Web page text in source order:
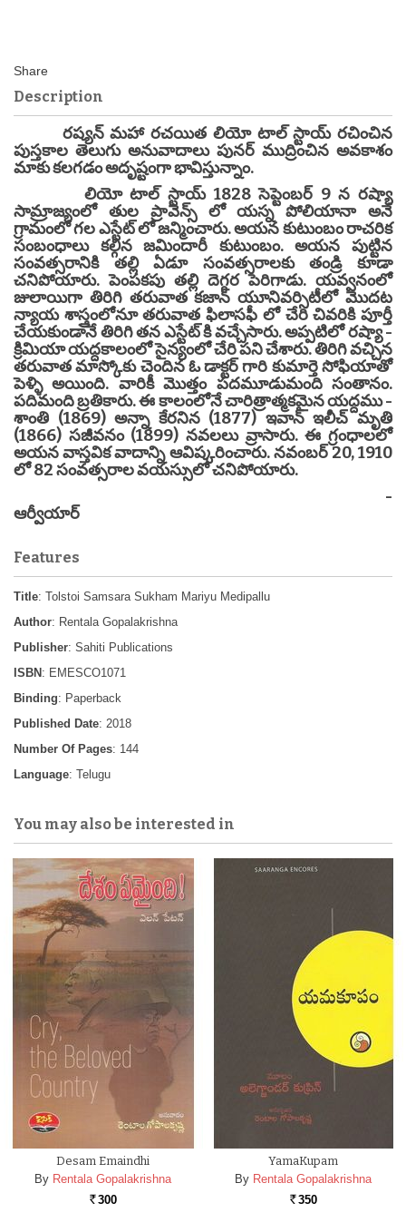
Description
రష్యన్ మహా రచయిత లియో టాల్ స్టాయ్ రచించిన
పుస్తకాల తెలుగు అనువాదాలు పునర్ ముద్రించిన అవకాశం
మాకు కలగడం అదృష్టంగా భావిస్తున్నాం.
లియో టాల్ స్టాయ్ 1828 సెప్టెంబర్ 9 న రష్యా
సామ్రాజ్యంలో తుల ప్రావెన్స్ లో యస్న పోలియానా అనే
గ్రామంలో గల ఎస్టేట్ లో జన్మించారు. అయన కుటుంబం రాచరిక
సంబంధాలు కల్గిన జమిందారీ కుటుంబం. అయన పుట్టిన
సంవత్సరానికి తల్లి ఏడూ సంవత్సరాలకు తండ్రి కూడా
చనిపోయారు. పెంపకపు తల్లి దెగ్గర పెరిగాడు. యవ్వనంలో
జులాయిగా తిరిగి తరువాత కజాన్ యూనివర్సిటీలో మొదట
న్యాయ శాస్త్రంలోనూ తరువాత ఫిలాసఫీ లో చేరి చివరికి పూర్తీ
చేయకుండానే తిరిగి తన ఎస్టేట్ కి వచ్చేసారు. అప్పటిలో రష్యా -
క్రిమియా యద్దకాలంలో సైన్యంలో చేరి పని చేశారు. తిరిగి వచ్చిన
తరువాత మాస్కోకు చెందిన ఓ డాక్టర్ గారి కుమార్తె సోఫియాతో
పెళ్ళి అయింది. వారికీ మొత్తం పదమూడుమంది సంతానం.
పదిమంది బ్రతికారు. ఈ కాలంలోనే చారిత్రాత్మకమైన యద్దము -
శాంతి (1869) అన్నా కేరనిన (1877) ఇవాన్ ఇలీచ్ మృతి
(1866) సజీవనం (1899) నవలలు వ్రాసారు. ఈ గ్రంధాలలో
అయన వాస్తవిక వాదాన్ని ఆవిష్కరించారు. నవంబర్ 20, 1910
లో 82 సంవత్సరాల వయస్సులో చనిపోయారు.
-
ఆర్వీయార్
Features
Title: Tolstoi Samsara Sukham Mariyu Medipallu
Author: Rentala Gopalakrishna
Publisher: Sahiti Publications
ISBN : EMESCO1071
Binding: Paperback
Published Date: 2018
Number Of Pages: 144
Language: Telugu
You may also be interested in
Desam Emaindhi
By Rentala Gopalakrishna
Rs. 300
YamaKupam
By Rentala Gopalakrishna
Rs. 350